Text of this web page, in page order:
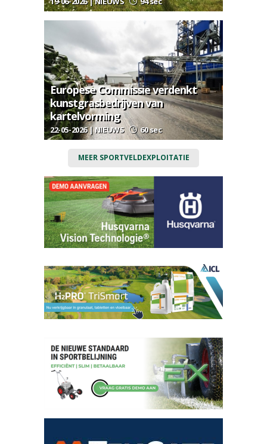
Europese Commissie verdenkt
kunstgrasbedrijven van
kartelvorming
22-05-2026 | NIEUWS 60 sec
MEER SPORTVELDEXPLOITATIE